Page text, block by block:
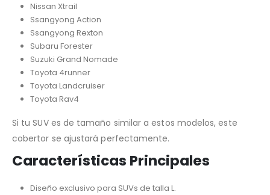
Nissan Xtrail
Ssangyong Action
Ssangyong Rexton
Subaru Forester
Suzuki Grand Nomade
Toyota 4runner
Toyota Landcruiser
Toyota Rav4
Si tu SUV es de tamaño similar a estos modelos, este
cobertor se ajustará perfectamente.
Características Principales
Diseño exclusivo para SUVs de talla L.